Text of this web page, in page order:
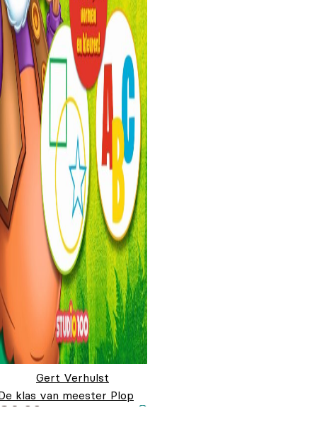
Gert Verhulst
klas van meester Plop
6,99